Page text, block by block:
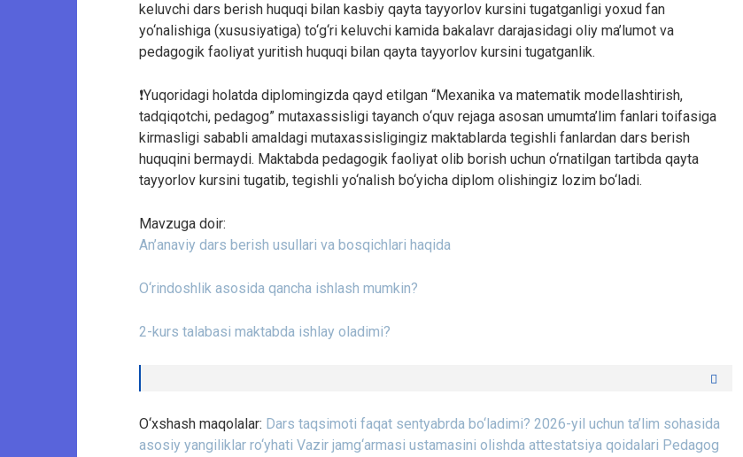
keluvchi dars berish huquqi bilan kasbiy qayta tayyorlov kursini tugatganligi yoxud fan
yo‘nalishiga (xususiyatiga) to‘g‘ri keluvchi kamida bakalavr darajasidagi oliy ma’lumot va
pedagogik faoliyat yuritish huquqi bilan qayta tayyorlov kursini tugatganlik.
❗️Yuqoridagi holatda diplomingizda qayd etilgan “Mexanika va matematik modellashtirish,
tadqiqotchi, pedagog” mutaxassisligi tayanch o‘quv rejaga asosan umumta’lim fanlari toifasiga
kirmasligi sababli amaldagi mutaxassisligingiz maktablarda tegishli fanlardan dars berish
huquqini bermaydi. Maktabda pedagogik faoliyat olib borish uchun o‘rnatilgan tartibda qayta
tayyorlov kursini tugatib, tegishli yo‘nalish bo‘yicha diplom olishingiz lozim bo‘ladi.
Mavzuga doir:
An’anaviy dars berish usullari va bosqichlari haqida
O‘rindoshlik asosida qancha ishlash mumkin?
2-kurs talabasi maktabda ishlay oladimi?
O‘xshash maqolalar: Dars taqsimoti faqat sentyabrda bo‘ladimi? 2026-yil uchun ta’lim sohasida
asosiy yangiliklar ro‘yhati Vazir jamg‘armasi ustamasini olishda attestatsiya qoidalari Pedagog